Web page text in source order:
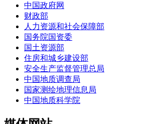
中国政府网
财政部
人力资源和社会保障部
国务院国资委
国土资源部
住房和城乡建设部
安全生产监督管理总局
中国地质调查局
国家测绘地理信息局
中国地质科学院